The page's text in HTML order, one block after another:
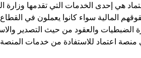
هي إحدى الخدمات التي تقدمها وزارة
المالية سواء كانوا يعملون في
الضبطيات والعقود من حيث التصدير
منصة اعتماد للاستفادة من خدمات